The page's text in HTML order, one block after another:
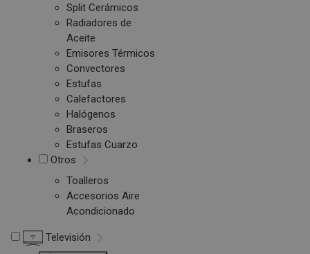
Split Cerámicos
Radiadores de
Aceite
Emisores Térmicos
Convectores
Estufas
Calefactores
Halógenos
Braseros
Estufas Cuarzo
Otros
Toalleros
Accesorios Aire
Acondicionado
Televisión